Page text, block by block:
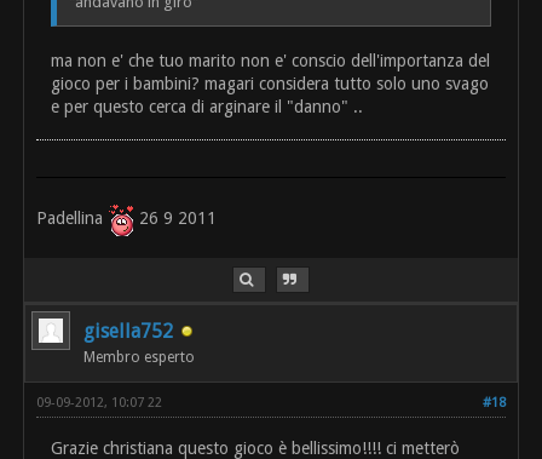
ma non e' che tuo marito non e' conscio dell'importanza del
gioco per i bambini? magari considera tutto solo uno svago
e per questo cerca di arginare il "danno" ..
Padellina 26 9 2011
gisella752
Membro esperto
#18
09-09-2012, 10:07 22
Grazie christiana questo gioco è bellissimo!!!! ci metterò